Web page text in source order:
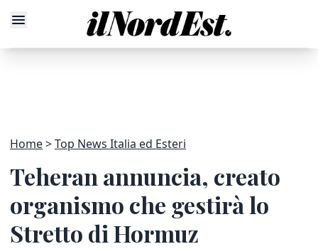
Home Top News Italia ed Esteri
Teheran annuncia, creato
organismo che gestirà lo
Stretto di Hormuz